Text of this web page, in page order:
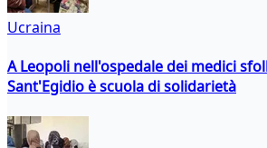
Ucraina
A Leopoli nell'ospedale dei medici
Sant'Egidio è scuola di solidarietà